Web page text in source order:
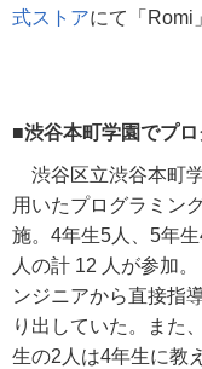
式ストアにて「 Romi
■渋谷本町学園でプ
渋谷区立渋谷本町
用いたプログラミン
施。 4年生5 人、 5年生
人の計 12 人が参加。
ンジニアから直接指
り出していた。また
生の2 人は4年生に教